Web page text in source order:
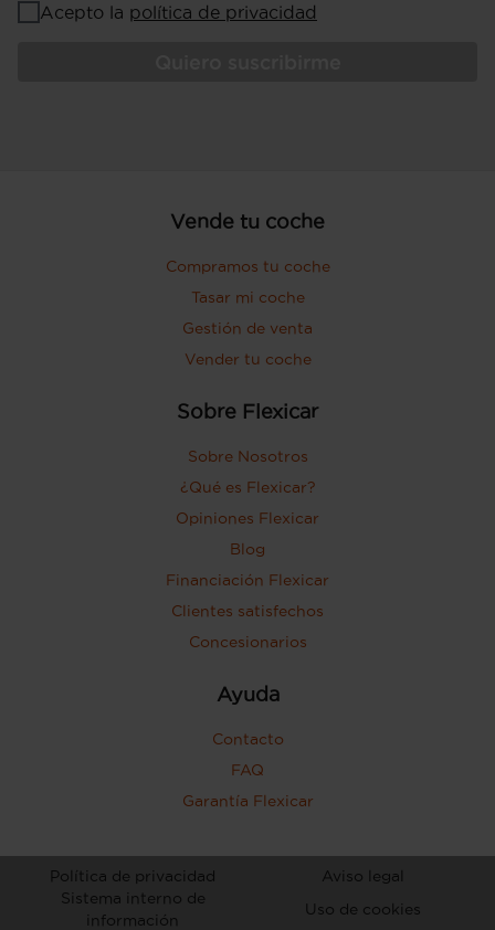
Acepto la política de privacidad
Vende tu coche
Compramos tu coche
Tasar mi coche
Gestión de venta
Vender tu coche
Sobre Flexicar
Sobre Nosotros
¿Qué es Flexicar?
Opiniones Flexicar
Blog
Financiación Flexicar
Clientes satisfechos
Concesionarios
Ayuda
Contacto
FAQ
Garantía Flexicar
Política de privacidad
Aviso legal
Sistema interno de
información
Uso de cookies